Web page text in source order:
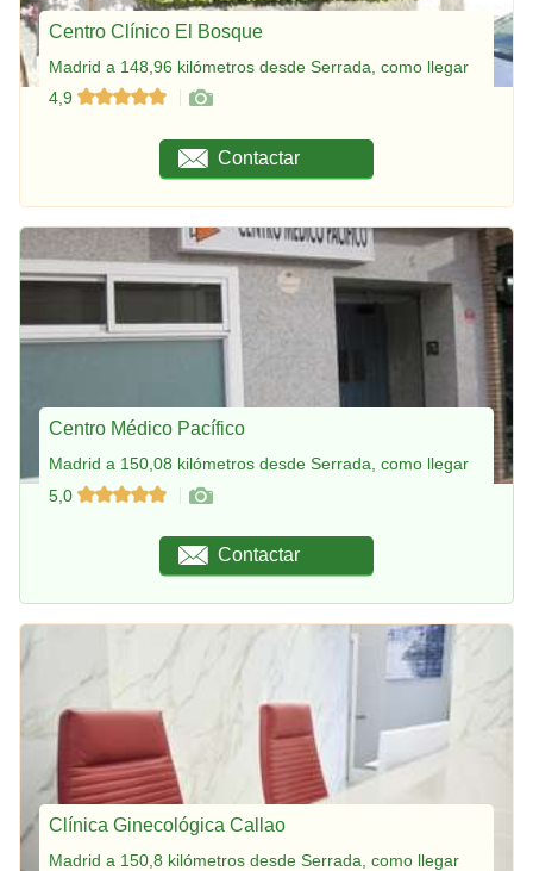
Centro Clínico El Bosque
Madrid a 148,96 kilómetros desde Serrada, como llegar
4,9
Contactar
Centro Médico Pacífico
Madrid a 150,08 kilómetros desde Serrada, como llegar
5,0
Contactar
Clínica Ginecológica Callao
Madrid a 150,8 kilómetros desde Serrada, como llegar